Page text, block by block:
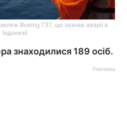
Boeing 737, що зазнав аварії в
Індонезії
знаходилися 189 осіб.
Реклама